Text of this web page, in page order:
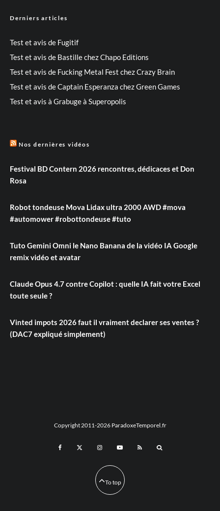
Derniers articles
Test et avis de Fugitif
Test et avis de Bastille chez Chapo Editions
Test et avis de Fucking Metal Fest chez Crazy Brain
Test et avis de Captain Esperanza chez Green Games
Test et avis à Grabuge à Superopolis
Nos dernières vidéos
Festival BD Contern 2026 rencontres, dédicaces et Don
Rosa
Robot tondeuse Mova Lidax ultra 2000 AWD #mova
#automower #robottondeuse #tuto
Tuto Gemini Omni le Nano Banana de la vidéo IA Google
remix vidéo et avatar
Claude Opus 4.7 contre Copilot : quelle IA fait votre Excel
toute seule ?
Vinted impots 2026 faut il vraiment declarer ses ventes ?
(DAC7 expliqué simplement)
Copyright 2011-2026 ParadoxeTemporel.fr
To top